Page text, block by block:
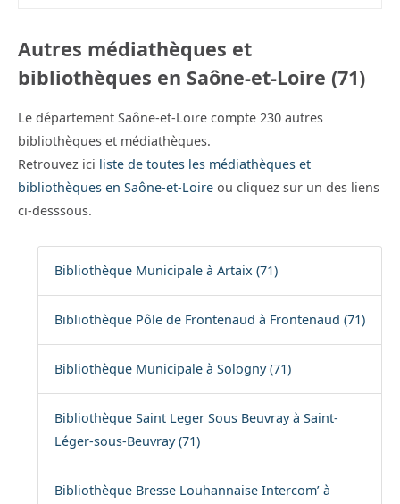
Autres médiathèques et
bibliothèques en Saône-et-Loire (71)
Le département Saône-et-Loire compte 230 autres
bibliothèques et médiathèques.
Retrouvez ici liste de toutes les médiathèques et
bibliothèques en Saône-et-Loire ou cliquez sur un des liens
ci-desssous.
Bibliothèque Municipale à Artaix (71)
Bibliothèque Pôle de Frontenaud à Frontenaud (71)
Bibliothèque Municipale à Sologny (71)
Bibliothèque Saint Leger Sous Beuvray à Saint-
Léger-sous-Beuvray (71)
Bibliothèque Bresse Louhannaise Intercom’ à